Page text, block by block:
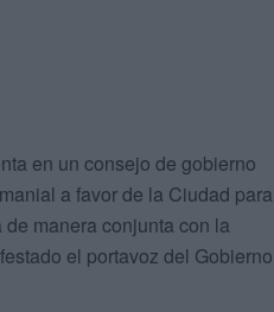
en un consejo de gobierno
a favor de la Ciudad para
manera conjunta con la
el portavoz del Gobierno